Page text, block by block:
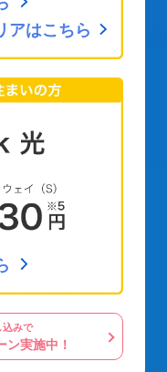
はこちら
込みで
ン実施中！